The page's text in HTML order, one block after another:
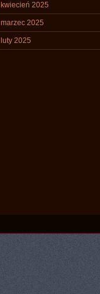
kwiecień 2025
marzec 2025
luty 2025